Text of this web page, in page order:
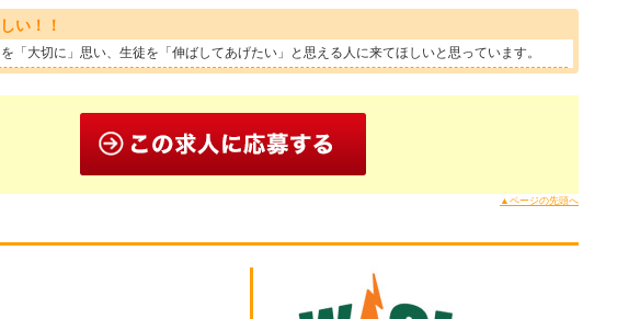
い！！
「大切に」思い、生徒を「伸ばしてあげたい」と思える人に来てほしいと思っています。
▲ページの先頭へ